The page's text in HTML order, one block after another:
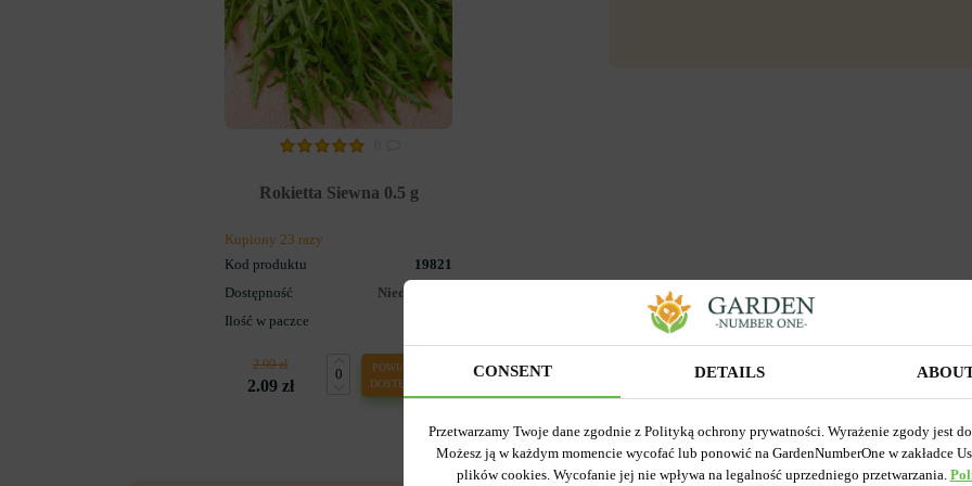
Rokietta Siewna 0.5 g
Kupiony 23 razy
Kod produktu
19821
Dostępność
Niedostępny
Ilość w paczce
2.99 zł
2.09 zł
POWIADOM O
DOSTĘPNOŚCI
CONSENT DETAILS
Przetwarzamy Twoje dane zgodnie z Polityką ochrony prywatności. Wyrażenie zgody jest
Możesz ją w każdym momencie wycofać lub ponowić na GardenNumberOne w zakładce
plików cookies. Wycofanie jej nie wpływa na legalność uprzedniego przetwarzania.